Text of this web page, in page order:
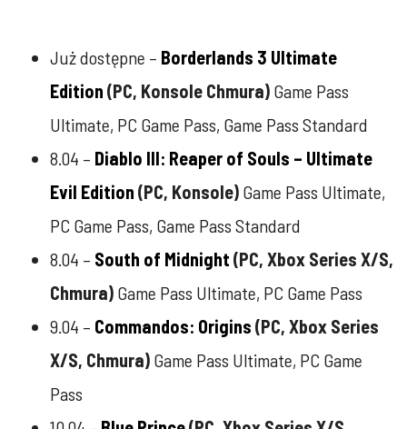
Już dostępne – Borderlands 3 Ultimate
Edition (PC, Konsole Chmura) Game Pass
Ultimate, PC Game Pass, Game Pass Standard
8.04 – Diablo III: Reaper of Souls – Ultimate
Evil Edition (PC, Konsole) Game Pass Ultimate,
PC Game Pass, Game Pass Standard
8.04 – South of Midnight (PC, Xbox Series X/S,
Chmura) Game Pass Ultimate, PC Game Pass
9.04 – Commandos: Origins (PC, Xbox Series
X/S, Chmura) Game Pass Ultimate, PC Game
Pass